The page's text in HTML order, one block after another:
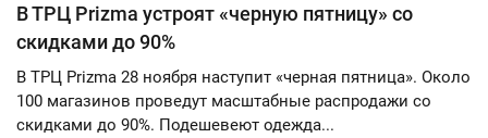
В ТРЦ Prizma устроят «черную пятницу» со
скидками до 90%
В ТРЦ Prizma 28 ноября наступит «черная пятница». Около
100 магазинов проведут масштабные распродажи со
скидками до 90%. Подешевеют одежда...